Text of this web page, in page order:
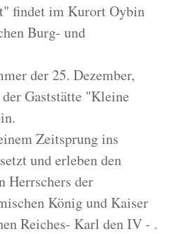
findet im Kurort Oybin
Burg- und
der 25. Dezember,
Gaststätte "Kleine
Zeitsprung ins
und erleben den
Herrschers der
König und Kaiser
Reiches- Karl den IV - .